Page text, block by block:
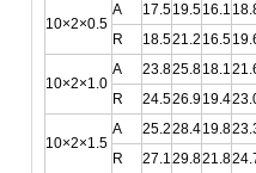
10×2×0.5
A 17.519.516.1
R
18.521.2 16.5
10×2×1.0
A 23.825.818.1
R
24.526.919.4
10×2×1.5
A 25.228.419.8
R
27.129.821.8